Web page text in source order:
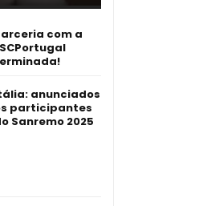
com a
anunciados
participantes
Sanremo 2025